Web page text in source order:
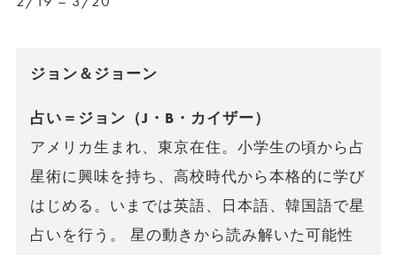
ジョン＆ジョーン
占い＝ジョン（J・B・カイザー）
アメリカ生まれ、東京在住。小学生の頃から占
星術に興味を持ち、高校時代から本格的に学び
はじめる。いまでは英語、日本語、韓国語で星
占いを行う。 星の動きから読み解いた可能性